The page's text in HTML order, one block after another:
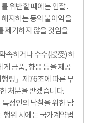
위반할 때에는 입찰․
지하는 등의 불이익을
제기하지 않을 것임을
속하거나 수수(授受)하
금품, 향응 등을 제공
령」제76조에 따른 부
처분을 받겠습니다.
정인의 낙찰을 위한 담
행위 시에는 국가계약법